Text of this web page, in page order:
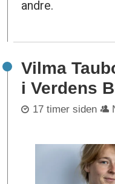
andre.
Vilma
i Verdens
17 timer siden